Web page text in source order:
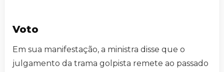
Voto
Em sua manifestação, a ministra disse que o
julgamento da trama golpista remete ao passado